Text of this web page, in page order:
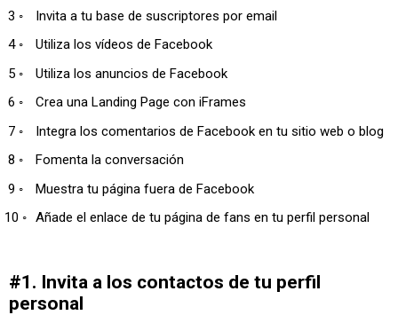
Invita a tu base de suscriptores por email
Utiliza los vídeos de Facebook
Utiliza los anuncios de Facebook
Crea una Landing Page con iFrames
Integra los comentarios de Facebook en tu sitio web o blog
Fomenta la conversación
Muestra tu página fuera de Facebook
Añade el enlace de tu página de fans en tu perfil personal
#1. Invita a los contactos de tu perfil
personal